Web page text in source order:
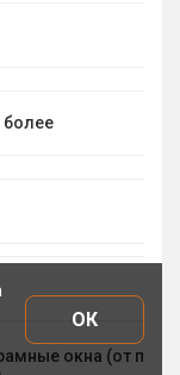
более
окна (от
ОК